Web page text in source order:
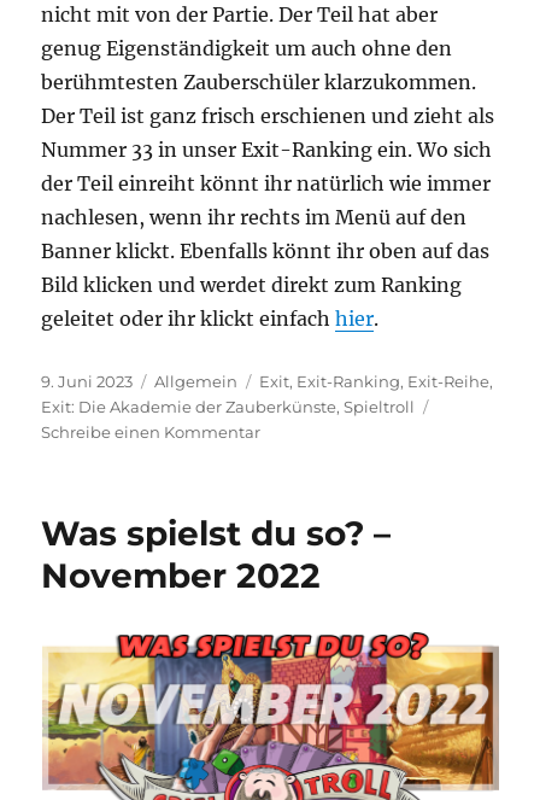
nicht mit von der Partie. Der Teil hat aber
genug Eigenständigkeit um auch ohne den
berühmtesten Zauberschüler klarzukommen.
Der Teil ist ganz frisch erschienen und zieht als
Nummer 33 in unser Exit-Ranking ein. Wo sich
der Teil einreiht könnt ihr natürlich wie immer
nachlesen, wenn ihr rechts im Menü auf den
Banner klickt. Ebenfalls könnt ihr oben auf das
Bild klicken und werdet direkt zum Ranking
geleitet oder ihr klickt einfachhier.
Veröffentlicht
am
9. Juni 2023 Kategorien
Allgemein Schlagwörter
Exit, Exit-Ranking, Exit-Reihe,
Exit: Die Akademie der Zauberkünste,Spieltroll
Schreibe einen Kommentarzu
Ranking:
Akademie
Zauberkünste
Was spielst du so? –
November 2022